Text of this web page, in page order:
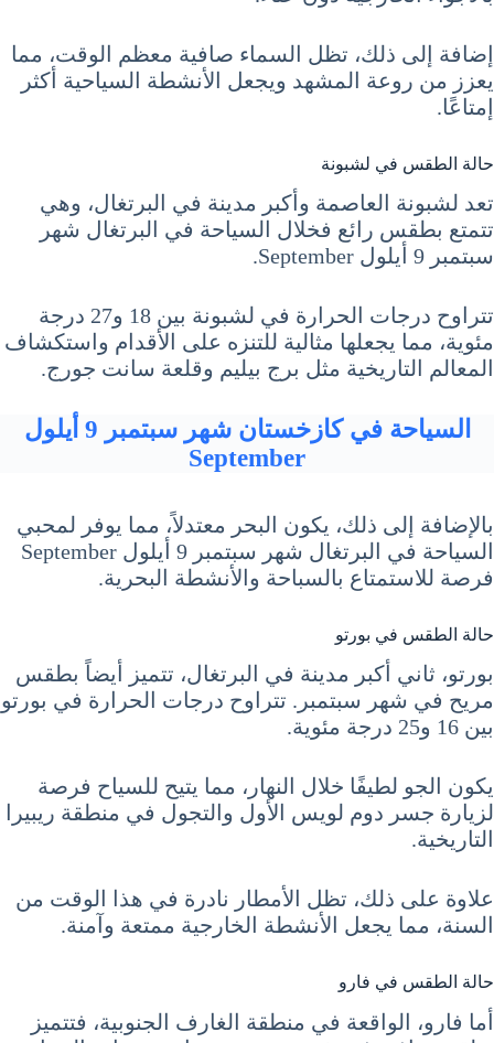
إضافة إلى ذلك، تظل السماء صافية معظم الوقت، مما
يعزز من روعة المشهد ويجعل الأنشطة السياحية أكثر
إمتاعًا.
حالة الطقس في لشبونة
تعد لشبونة العاصمة وأكبر مدينة في البرتغال، وهي
تتمتع بطقس رائع فخلال السياحة في البرتغال شهر
سبتمبر 9 أيلول September.
تتراوح درجات الحرارة في لشبونة بين 18 و27 درجة
مئوية، مما يجعلها مثالية للتنزه على الأقدام واستكشاف
المعالم التاريخية مثل برج بيليم وقلعة سانت جورج.
السياحة في كازخستان شهر سبتمبر 9 أيلول
September
بالإضافة إلى ذلك، يكون البحر معتدلاً، مما يوفر لمحبي
السياحة في البرتغال شهر سبتمبر 9 أيلول September
فرصة للاستمتاع بالسباحة والأنشطة البحرية.
حالة الطقس في بورتو
بورتو، ثاني أكبر مدينة في البرتغال، تتميز أيضاً بطقس
مريح في شهر سبتمبر. تتراوح درجات الحرارة في بورتو
بين 16 و25 درجة مئوية.
يكون الجو لطيفًا خلال النهار، مما يتيح للسياح فرصة
لزيارة جسر دوم لويس الأول والتجول في منطقة ريبيرا
التاريخية.
علاوة على ذلك، تظل الأمطار نادرة في هذا الوقت من
السنة، مما يجعل الأنشطة الخارجية ممتعة وآمنة.
حالة الطقس في فارو
أما فارو، الواقعة في منطقة الغارف الجنوبية، فتتميز